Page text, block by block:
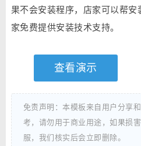
果不会安装程序，店家可以帮
家免费提供安装技术支持。
查看演示
免责声明：本模板来自用户分享
考，请勿用于商业用途，如果损
服，我们核实后会立即删除。